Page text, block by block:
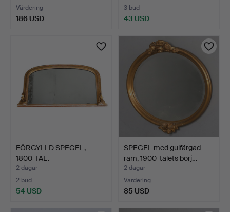
Värdering
186 USD
3 bud
43 USD
FÖRGYLLD SPEGEL,
1800-TAL.
2 dagar
2 bud
54 USD
SPEGEL med gulfärgad
ram, 1900-talets börj…
2 dagar
Värdering
85 USD